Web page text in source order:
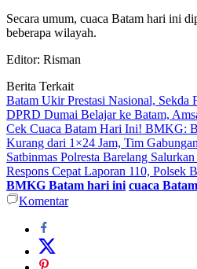
Secara umum, cuaca Batam hari ini
beberapa wilayah.
Editor: Risman
Berita Terkait
Batam Ukir Prestasi Nasional,
DPRD Dumai Belajar ke Batam,
Cek Cuaca Batam Hari Ini! BMKG:
Kurang dari 1×24 Jam, Tim
Satbinmas Polresta Barelang
Respons Cepat Laporan 110, Polsek
BMKG Batam hari ini cuaca
Komentar